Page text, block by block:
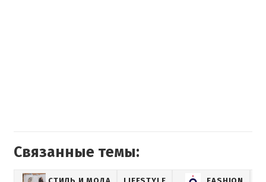
Связанные темы: